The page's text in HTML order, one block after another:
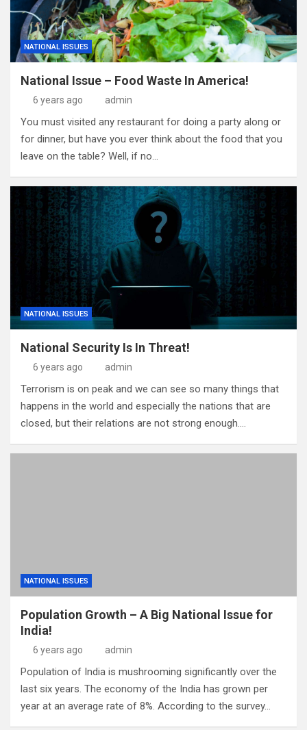
NATIONAL ISSUES
National Issue – Food Waste In America!
6 years ago admin
You must visited any restaurant for doing a party along or
for dinner, but have you ever think about the food that you
leave on the table? Well, if no…
NATIONAL ISSUES
National Security Is In Threat!
6 years ago admin
Terrorism is on peak and we can see so many things that
happens in the world and especially the nations that are
closed, but their relations are not strong enough.…
NATIONAL ISSUES
Population Growth – A Big National Issue for
India!
6 years ago admin
Population of India is mushrooming significantly over the
last six years. The economy of the India has grown per
year at an average rate of 8%. According to the survey…